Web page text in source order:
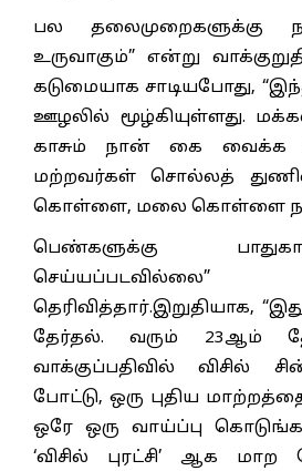
பல தலைமுறைகளுக்கு
உருவாகும்” என்று
கடுமையாக சாடியபோது,
ஊழலில் மூழ்கியுள்ளது.
காசும் நான் கை வைக்க
மற்றவர்கள் சொல்லத்
கொள்ளை, மலை கொள்ளை
பெண்களுக்கு
தெரிவித்தார்.இறுதியாக,
தேர்தல். வரும் 23ஆம்
வாக்குப்பதிவில் விசில்
போட்டு, ஒரு புதிய
ஒரே ஒரு வாய்ப்பு
‘விசில் புரட்சி’ ஆக